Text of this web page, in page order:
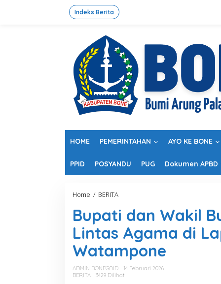
Indeks Berita
HOME PEMERINTAHAN AYO KE BONE
PPID POSYANDU PUG Dokumen APBD
Home / BERITA
p
a
d
a
W
Bupati dan Wakil
Lintas Agama di
Watampone
ADMIN BONEGOID
14 Februari 2026
BERITA
3429 Dilihat